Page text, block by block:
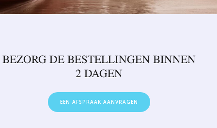
BEZORG DE BESTELLINGEN BINNEN
2 DAGEN
EEN AFSPRAAK AANVRAGEN